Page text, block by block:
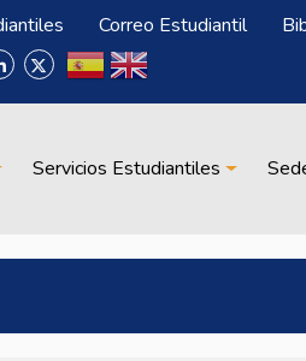
Correo Estudiantil
Servicios Estudiantiles